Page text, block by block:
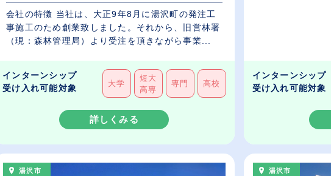
会社の特徴 当社は、大正9年8月に湯沢町の発注工
事施工のため創業致しました。それから、旧営林署
（現：森林管理局）より受注を頂きながら事業...
インターンシップ
受け入れ可能対象
大学
短大
高専
専門 高校
詳しくみる
インターンシップ
受け入れ可能対象
湯沢市 湯沢市